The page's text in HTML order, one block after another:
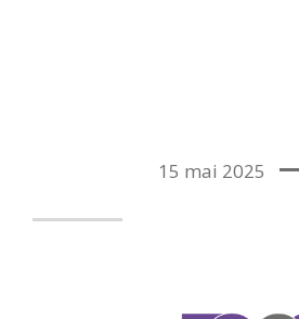
15 mai 2025